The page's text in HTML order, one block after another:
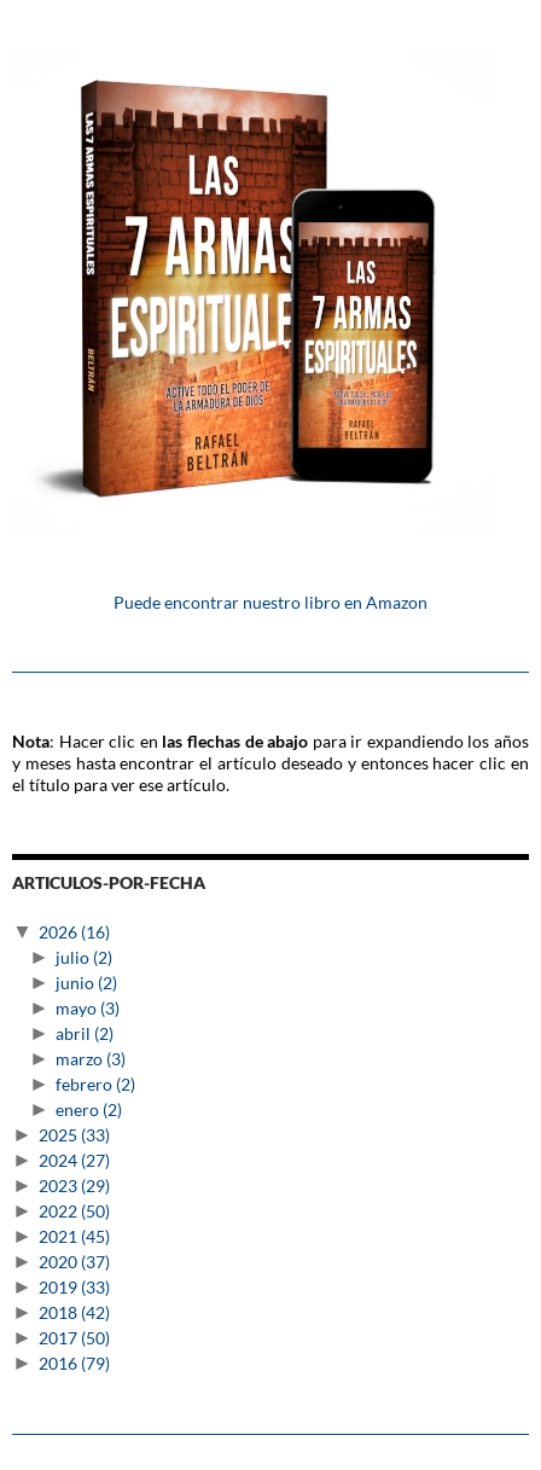
Puede encontrar nuestro libro en Amazon
Nota: Hacer clic en las flechas de abajo para ir expandiendo los años
y meses hasta encontrar el artículo deseado y entonces hacer clic en
el título para ver ese artículo.
ARTICULOS-POR-FECHA
▼ 2026 (16)
► julio (2)
► junio (2)
► mayo (3)
► abril (2)
► marzo (3)
► febrero (2)
► enero (2)
► 2025 (33)
► 2024 (27)
► 2023 (29)
► 2022 (50)
► 2021 (45)
► 2020 (37)
► 2019 (33)
► 2018 (42)
► 2017 (50)
► 2016 (79)